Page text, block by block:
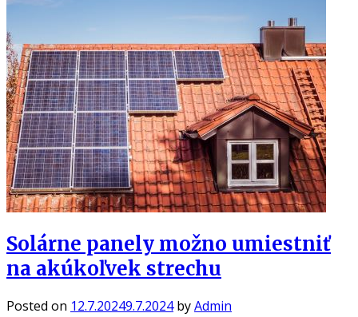
Solárne panely možno umiestniť
na akúkoľvek strechu
Posted on 12.7.20249.7.2024byAdmin